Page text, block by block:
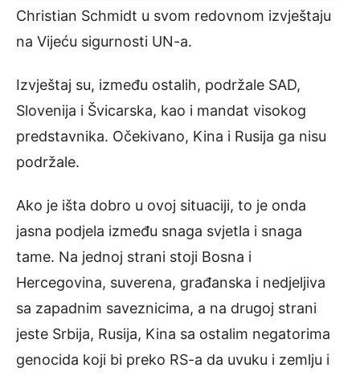
Christian Schmidt u svom redovnom izvještaju
na Vijeću sigurnosti UN-a.
Izvještaj su, između ostalih, podržale SAD,
Slovenija i Švicarska, kao i mandat visokog
predstavnika. Očekivano, Kina i Rusija ga nisu
podržale.
Ako je išta dobro u ovoj situaciji, to je onda
jasna podjela između snaga svjetla i snaga
tame. Na jednoj strani stoji Bosna i
Hercegovina, suverena, građanska i nedjeljiva
sa zapadnim saveznicima, a na drugoj strani
jeste Srbija, Rusija, Kina sa ostalim negatorima
genocida koji bi preko RS-a da uvuku i zemlju i